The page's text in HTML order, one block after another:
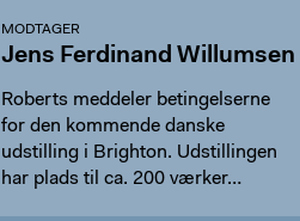
MODTAGER
Jens Ferdinand Willumsen
Roberts meddeler betingelserne
for den kommende danske
udstilling i Brighton. Udstillingen
har plads til ca. 200 værker…